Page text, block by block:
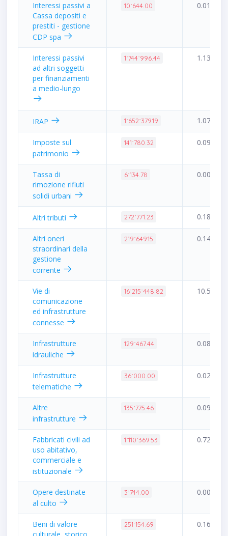
Interessi passivi a
Cassa depositi e
prestiti - gestione
CDP spa
10˙644.00 0.01%
Interessi passivi
ad altri soggetti
per finanziamenti
a medio-lungo
1˙744˙996.44 1.13%
IRAP 1˙652˙379.19 1.07%
Imposte sul
patrimonio
141˙780.32 0.09%
Tassa di
rimozione rifiuti
solidi urbani
6˙134.78 0.00%
Altri tributi 272˙771.23 0.18%
Altri oneri
straordinari della
gestione
corrente
219˙649.15 0.14%
Vie di
comunicazione
ed infrastrutture
connesse
16˙215˙448.82 10.50%
Infrastrutture
idrauliche
129˙467.44 0.08%
Infrastrutture
telematiche
36˙000.00 0.02%
Altre
infrastrutture
135˙775.46 0.09%
Fabbricati civili ad
uso abitativo,
commerciale e
istituzionale
1˙110˙369.53 0.72%
Opere destinate
al culto
3˙744.00 0.00%
Beni di valore
251˙154.69 0.16%